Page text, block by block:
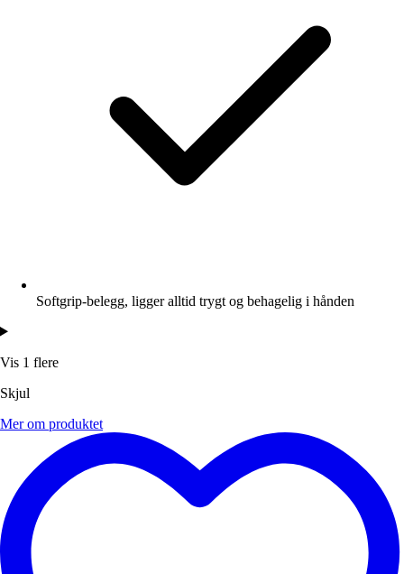
Softgrip-belegg, ligger alltid trygt og behagelig i hånden
Vis 1 flere
Skjul
Mer om produktet